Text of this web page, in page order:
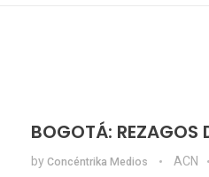
BOGOTÁ: REZAGOS
by Concéntrika Medios ACN